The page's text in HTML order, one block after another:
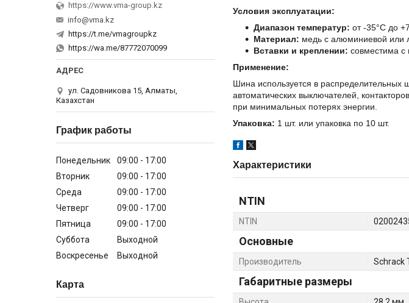
Условия эксплуатации:
Диапазон температур: от -35°C до
Материал: медь с алюминиевой или
Вставки и креплении: совместима с
Применение:
Шина используется в распределительных
автоматических выключателей,
при минимальных потерях энергии.
Упаковка: 1 шт. или упаковка по 10 шт.
Характеристики
NTIN
NTIN
Основные
Производитель Schrack
Габаритные размеры
https://www.vma-group.kz
info@vma.kz
https://t.me/vmagroupkz
https://wa.me/87772070099
ул. Садовникова 15, Алматы,
Казахстан
График работы
Понедельник 09:00
17:00
Вторник
09:00
17:00
Среда
09:00
17:00
Четверг
09:00
17:00
Пятница
09:00
17:00
Суббота
Выходной
Воскресенье
Выходной
Карта